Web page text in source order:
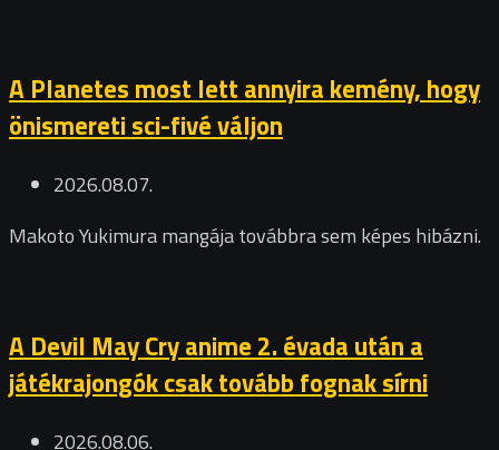
A Planetes most lett annyira kemény, hogy
önismereti sci-fivé váljon
2026.08.07.
Makoto Yukimura mangája továbbra sem képes hibázni.
A Devil May Cry anime 2. évada után a
játékrajongók csak tovább fognak sírni
2026.08.06.